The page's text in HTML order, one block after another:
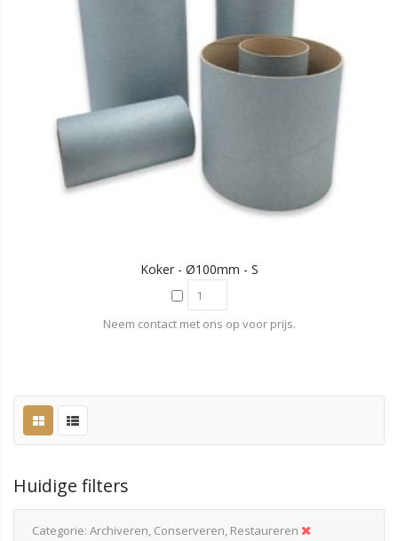
Koker - Ø100mm - S
Neem contact met ons op voor prijs.
Huidige filters
Categorie Archiveren, Conserveren, Restaureren